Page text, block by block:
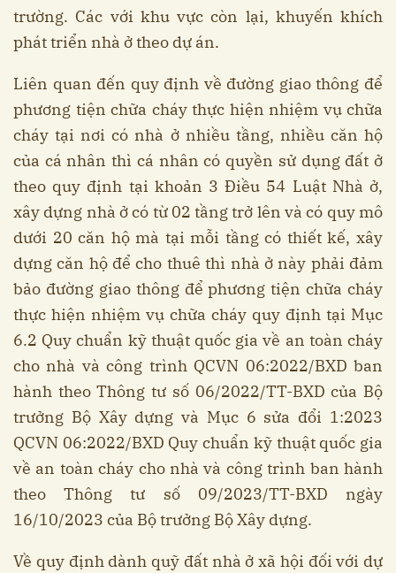
trường. Các với khu vực còn lại, khuyến khích
phát triển nhà ở theo dự án.
Liên quan đến quy định về đường giao thông để
phương tiện chữa cháy thực hiện nhiệm vụ chữa
cháy tại nơi có nhà ở nhiều tầng, nhiều căn hộ
của cá nhân thì cá nhân có quyền sử dụng đất ở
theo quy định tại khoản 3 Điều 54 Luật Nhà ở,
xây dựng nhà ở có từ 02 tầng trở lên và có quy mô
dưới 20 căn hộ mà tại mỗi tầng có thiết kế, xây
dựng căn hộ để cho thuê thì nhà ở này phải đảm
bảo đường giao thông để phương tiện chữa cháy
thực hiện nhiệm vụ chữa cháy quy định tại Mục
6.2 Quy chuẩn kỹ thuật quốc gia về an toàn cháy
cho nhà và công trình QCVN 06:2022/BXD ban
hành theo Thông tư số 06/2022/TT-BXD của Bộ
trưởng Bộ Xây dựng và Mục 6 sửa đổi 1:2023
QCVN 06:2022/BXD Quy chuẩn kỹ thuật quốc gia
về an toàn cháy cho nhà và công trình ban hành
theo Thông tư số 09/2023/TT-BXD ngày
16/10/2023 của Bộ trưởng Bộ Xây dựng.
Về quy định dành quỹ đất nhà ở xã hội đối với dự